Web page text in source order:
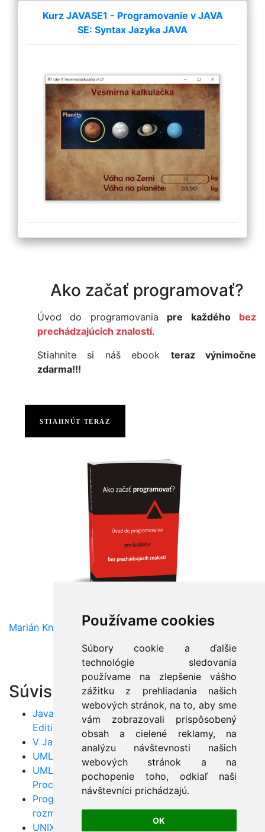
Používame cookies
Súbory cookie a ďalšie
technológie sledovania
používame na zlepšenie vášho
zážitku z prehliadania našich
webových stránok, na to, aby sme
vám zobrazovali prispôsobený
obsah a cielené reklamy, na
analýzu návštevnosti našich
webových stránok a na
pochopenie toho, odkiaľ naši
návštevníci prichádzajú.
OK
Kurz JAVASE1 - Programovanie v JAVA
SE: Syntax Jazyka JAVA
Ako začať programovať?
Úvod do programovania pre každého
bez
prechádzajúcich znalostí.
Stiahnite si náš ebook teraz výnimočne
zdarma!!!
STIAHNÚT TERAZ
Marián Knězek
Súvisiace články:
Java Standard Edition verzus Java Enterprise
Edition
V Jave je rýchlejšia správa pamäte ako v C++!
UML: Pozor na model prípadov použitia!
UML: Vývoj softvéru pomocou metodiky Unified
Process? Super nápad!
Programovanie v jazyku PERL je plné
rozmanitostí!
UNIX SHELL: Pár tipov, ako môžete zvýšiť výkon